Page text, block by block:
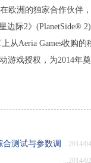
欧洲的独家合作伙伴
边际2》(PlanetSide®
从Aeria Games收购的
游戏授权，为2014年
...2014/
测试与参数调
...2014/